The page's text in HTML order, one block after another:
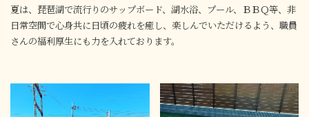
夏は、琵琶湖で流行りのサップボード、湖水浴、プール、ＢＢＱ等、非
日常空間で心身共に日頃の疲れを癒し、楽しんでいただけるよう、職員
さんの福利厚生にも力を入れております。